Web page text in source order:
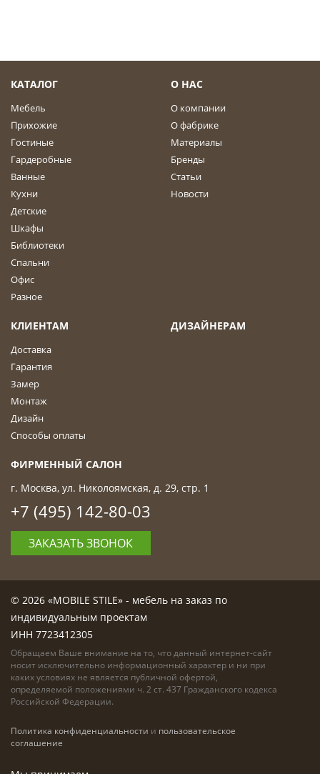
КАТАЛОГ
Мебель
Прихожие
Гостиные
Гардеробные
Ванные
Кухни
Детские
Шкафы
Библиотеки
Спальни
Офис
Разное
О НАС
О компании
О фабрике
Материалы
Бренды
Статьи
Новости
КЛИЕНТАМ
Доставка
Гарантия
Замер
Монтаж
Дизайн
Способы оплаты
ДИЗАЙНЕРАМ
ФИРМЕННЫЙ САЛОН
г. Москва, ул. Николоямская, д. 29, стр. 1
+7 (495) 142-80-03
ЗАКАЗАТЬ ЗВОНОК
© 2026 «MOBILE STILE» - мебель на заказ по
индивидуальным проектам
ИНН 7723412305
Обращаем Ваше внимание на то, что данный интернет-сайт
носит исключительно информационный характер и ни при
каких условиях не является публичной офертой,
определяемой положениями ч. 2 ст. 437 Гражданского кодекса
Российской Федерации.
Политика конфиденциальности и пользовательское
соглашение